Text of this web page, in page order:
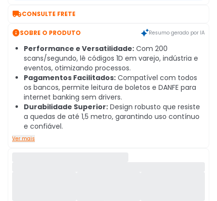
CONSULTE FRETE
SOBRE O PRODUTO Resumo gerado por IA
Performance e Versatilidade: Com 200
scans/segundo, lê códigos 1D em varejo, indústria e
eventos, otimizando processos.
Pagamentos Facilitados: Compatível com todos
os bancos, permite leitura de boletos e DANFE para
internet banking sem drivers.
Durabilidade Superior: Design robusto que resiste
a quedas de até 1,5 metro, garantindo uso contínuo
e confiável.
Ver mais